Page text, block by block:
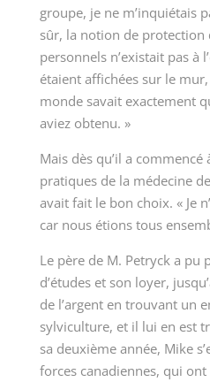
groupe, je ne m’inquiétais
sûr, la notion de protection
personnels n’existait pas à
étaient affichées sur le
monde savait exactement
aviez obtenu. »
Mais dès qu’il a
pratiques de la médecine
avait fait le bon choix. « Je
car nous étions tous
Le père de M. Petryck a pu
d’études et son loyer,
de l’argent en trouvant un
sylviculture, et il lui en est
sa deuxième année, Mike
forces canadiennes, qui ont